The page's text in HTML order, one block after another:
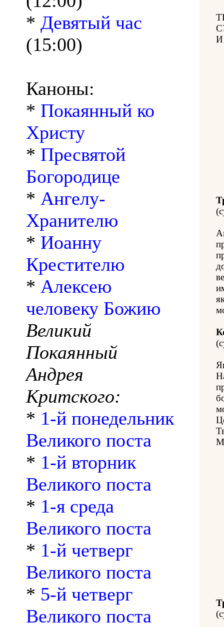
* Девятый час
(15:00)
Каноны:
* Покаянный ко
Христу
* Пресвятой
Богородице
* Ангелу-
Хранителю
* Иоанну
Крестителю
* Алексею
человеку Божию
Великий
Покаянный
Андрея
Критского:
* 1-й понедельник
Великого поста
* 1-й вторник
Великого поста
* 1-я среда
Великого поста
* 1-й четверг
Великого поста
* 5-й четверг
Великого поста